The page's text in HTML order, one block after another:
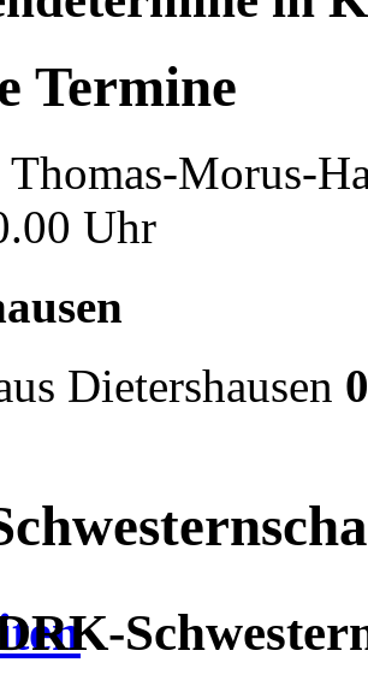
Termine
Morus-
Uhr
Dietershausen